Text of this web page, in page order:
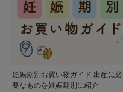
妊娠期別お買い物ガイド 出産に必
要なものを妊娠期別に紹介